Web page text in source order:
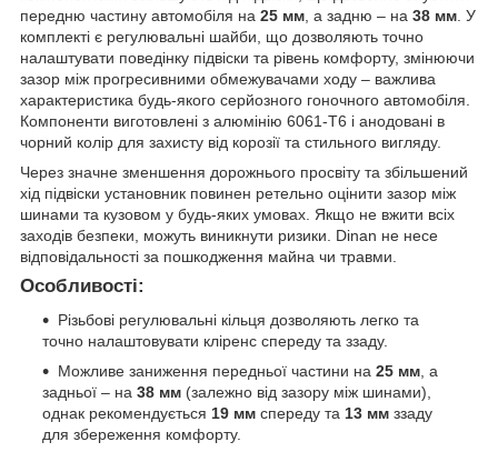
передню частину автомобіля на 25 мм , а задню – на 38 мм . У
комплекті є регулювальні шайби, що дозволяють точно
налаштувати поведінку підвіски та рівень комфорту, змінюючи
зазор між прогресивними обмежувачами ходу – важлива
характеристика будь-якого серйозного гоночного автомобіля.
Компоненти виготовлені з алюмінію 6061-T6 і анодовані в
чорний колір для захисту від корозії та стильного вигляду.
Через значне зменшення дорожнього просвіту та збільшений
хід підвіски установник повинен ретельно оцінити зазор між
шинами та кузовом у будь-яких умовах. Якщо не вжити всіх
заходів безпеки, можуть виникнути ризики. Dinan не несе
відповідальності за пошкодження майна чи травми.
Особливості:
Різьбові регулювальні кільця дозволяють легко та
точно налаштовувати кліренс спереду та ззаду.
Можливе заниження передньої частини на 25 мм , а
задньої – на 38 мм (залежно від зазору між шинами),
однак рекомендується 19 мм спереду та 13 мм ззаду
для збереження комфорту.